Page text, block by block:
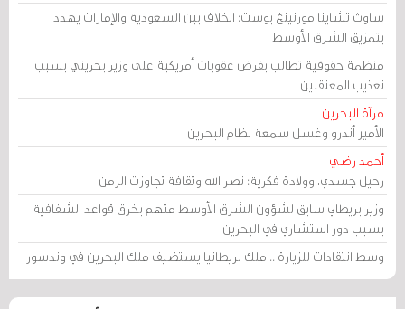
ساوث تشاينا مورنينغ بوست: الخلاف بين السعودية والإمارات يهدد
بتمزيق الشرق الأوسط
منظمة حقوقية تطالب بفرض عقوبات أمريكية على وزير بحريني بسبب
تعذيب المعتقلين
مرآة البحرين
الأمير أندرو وغسل سمعة نظام البحرين
أحمد رضي
رحيل جسدي، وولادة فكرية: نصر الله وثقافة تجاوزت الزمن
وزير بريطاني سابق لشؤون الشرق الأوسط متهم بخرق قواعد الشفافية
بسبب دور استشاري في البحرين
وسط انتقادات للزيارة .. ملك بريطانيا يستضيف ملك البحرين في وندسور